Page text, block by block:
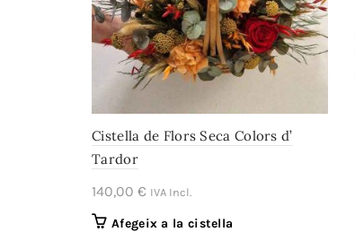
Cistella de Flors Seca Colors d’
Tardor
140,00 € IVA Incl.
Afegeix a la cistella